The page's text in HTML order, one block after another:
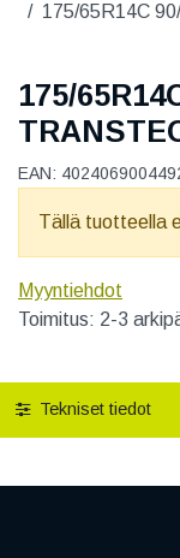
175/65R14C
175/
EAN:
Tällä tuotteella
Myyntiehdot
Toimitus: 2-3
Tekniset tiedot